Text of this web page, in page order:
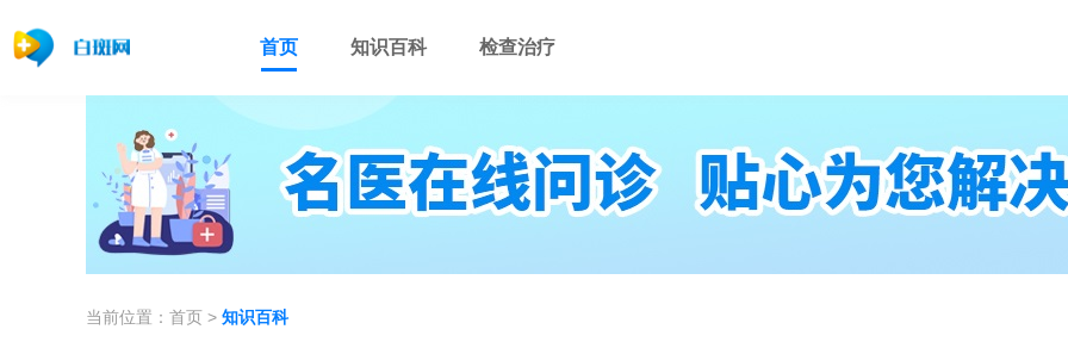
首页 知识百科 检查治疗
当前位置： 首页 > 知识百科